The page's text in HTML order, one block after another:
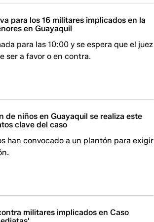
para los 16 militares implicados en la
en Guayaquil
para las 10:00 y se espera que el juez
ser a favor o en contra.
de niños en Guayaquil se realiza este
clave del caso
han convocado a un plantón para exigir
militares implicados en Caso